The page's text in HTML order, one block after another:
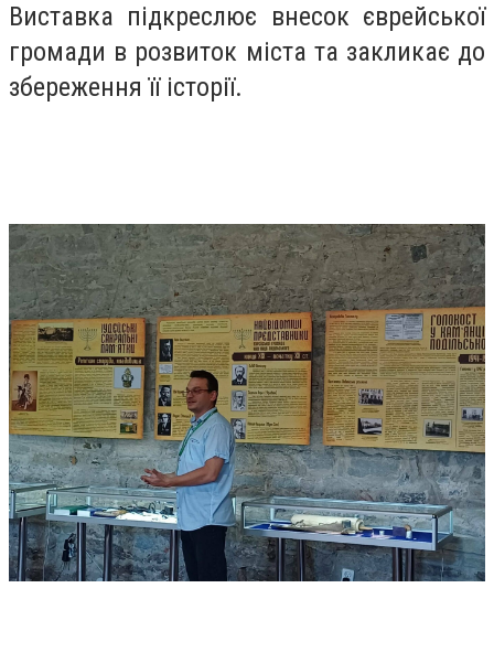
Виставка підкреслює внесок єврейської
громади в розвиток міста та закликає до
збереження її історії.